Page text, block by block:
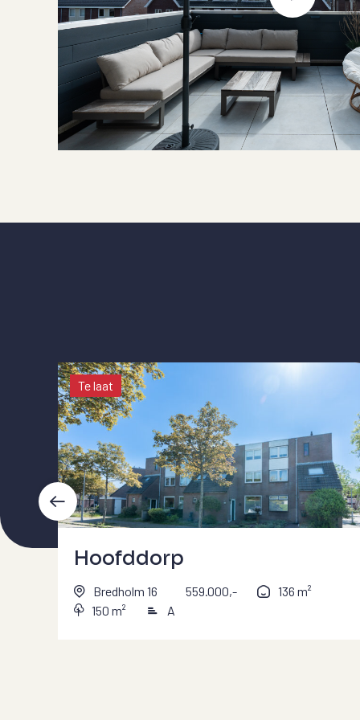
Boiler property
Heating types
Warm water type
Facilities
Garage type
Parking facilities
Te laat
Hoofddorp
Bredholm 16 559.000,-
136 m²
150 m²
A